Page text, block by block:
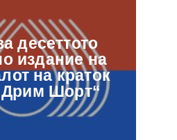
десеттото
издание на
на краток
Шорт“